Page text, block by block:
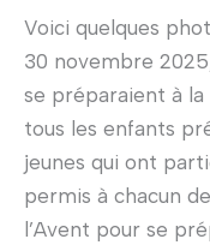
Voici quelques
30 novembre
se préparaient à
tous les enfants
jeunes qui ont
permis à chacun
l’Avent pour se